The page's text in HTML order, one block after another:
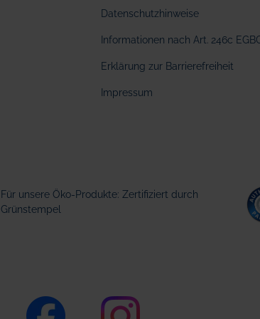
Datenschutzhinweise
Informationen nach Art. 246c
Erklärung zur Barrierefreiheit
Impressum
Für unsere Öko-Produkte: Zertifiziert durch
Grünstempel